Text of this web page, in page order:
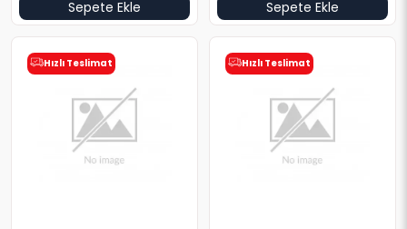
Sepete Ekle Sepete Ekle
Hızlı Teslimat Hızlı Teslimat